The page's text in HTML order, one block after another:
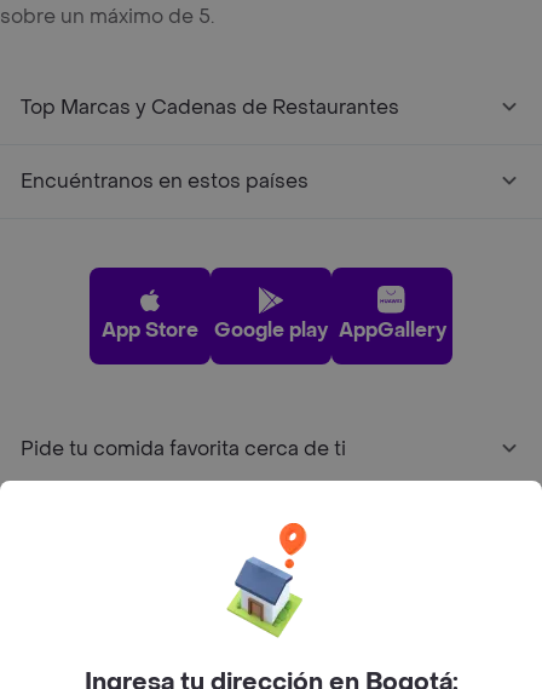
sobre un máximo de 5.
Top Marcas y Cadenas de Restaurantes
Encuéntranos en estos países
App Store Google play AppGallery
Pide tu comida favorita cerca de ti
Sobre Rappi